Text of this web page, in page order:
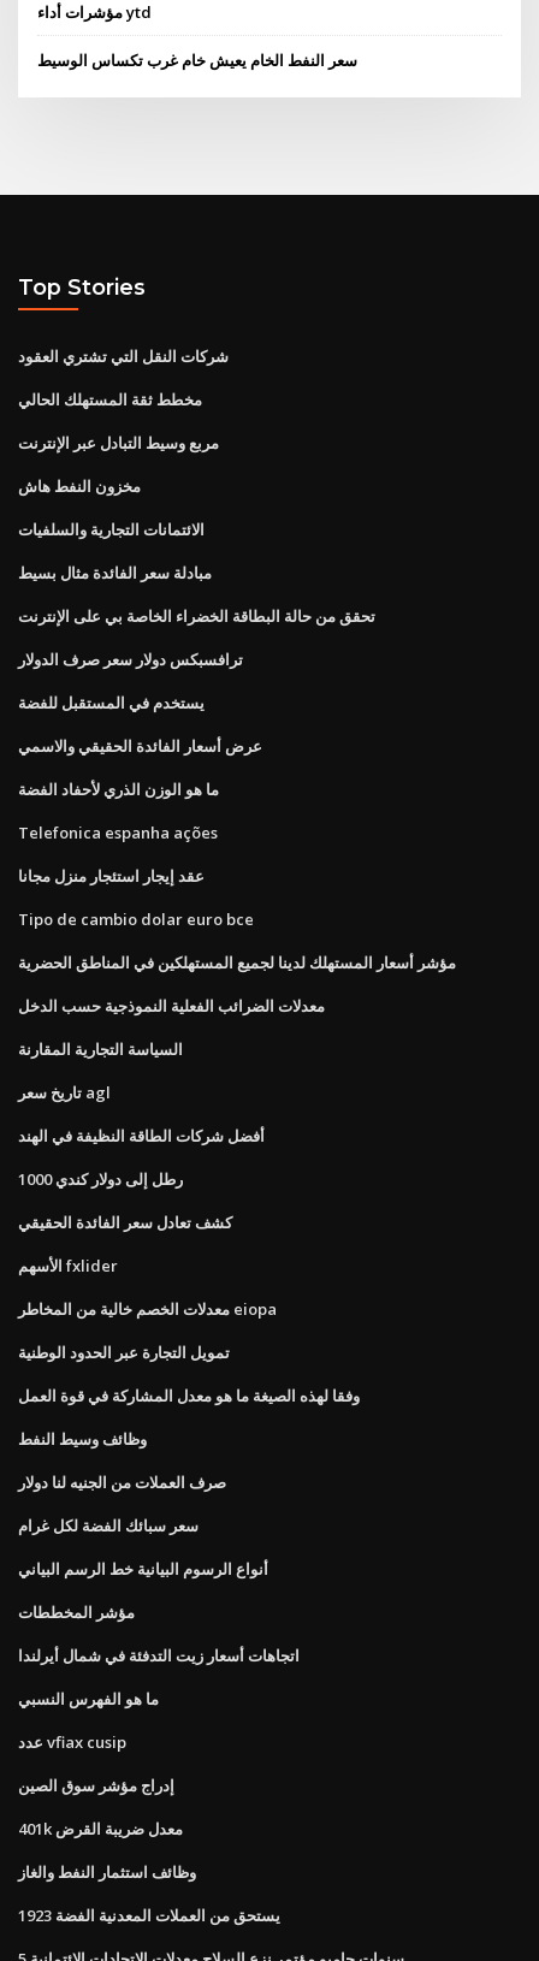
مؤشرات أداء ytd
سعر النفط الخام يعيش خام غرب تكساس الوسيط
Top Stories
شركات النقل التي تشتري العقود
مخطط ثقة المستهلك الحالي
مربع وسيط التبادل عبر الإنترنت
مخزون النفط هاش
الائتمانات التجارية والسلفيات
مبادلة سعر الفائدة مثال بسيط
تحقق من حالة البطاقة الخضراء الخاصة بي على الإنترنت
ترافسبكس دولار سعر صرف الدولار
يستخدم في المستقبل للفضة
عرض أسعار الفائدة الحقيقي والاسمي
ما هو الوزن الذري لأحفاد الفضة
Telefonica espanha ações
عقد إيجار استئجار منزل مجانا
Tipo de cambio dolar euro bce
مؤشر أسعار المستهلك لدينا لجميع المستهلكين في المناطق الحضرية
معدلات الضرائب الفعلية النموذجية حسب الدخل
السياسة التجارية المقارنة
تاريخ سعر agl
أفضل شركات الطاقة النظيفة في الهند
1000 رطل إلى دولار كندي
كشف تعادل سعر الفائدة الحقيقي
الأسهم fxlider
معدلات الخصم خالية من المخاطر eiopa
تمويل التجارة عبر الحدود الوطنية
وفقا لهذه الصيغة ما هو معدل المشاركة في قوة العمل
وظائف وسيط النفط
صرف العملات من الجنيه لنا دولار
سعر سبائك الفضة لكل غرام
أنواع الرسوم البيانية خط الرسم البياني
مؤشر المخططات
اتجاهات أسعار زيت التدفئة في شمال أيرلندا
ما هو الفهرس النسبي
عدد vfiax cusip
إدراج مؤشر سوق الصين
401k معدل ضريبة القرض
وظائف استثمار النفط والغاز
يستحق من العملات المعدنية الفضة 1923